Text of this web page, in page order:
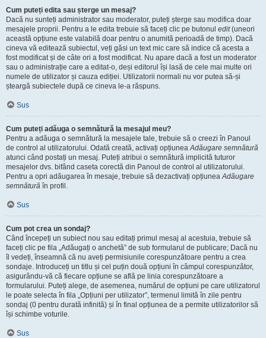
Cum puteți edita sau șterge un mesaj?
Dacă nu sunteți administrator sau moderator, puteți șterge sau modifica doar
mesajele proprii. Pentru a le edita trebuie să faceți clic pe butonul edit(uneori
această opțiune este valabilă doar pentru o anumită perioadă de timp). Dacă
cineva vă editează subiectul, veți găsi un text mic care să indice că acesta a
fost modificat și de câte ori a fost modificat. Nu apare dacă a fost un moderator
sau o administrație care a editat-o, deși editorul își lasă de cele mai multe ori
numele de utilizator și cauza ediției. Utilizatorii normali nu vor putea să-și
șteargă subiectele după ce cineva le-a răspuns.
Sus
Cum puteți adăuga o semnătură la mesajul meu?
Pentru a adăuga o semnătură la mesajele tale, trebuie să o creezi în Panoul
de control al utilizatorului. Odată creată, activați opțiuneaAdăugare semnătură
atunci când postați un mesaj. Puteți atribui o semnătură implicită tuturor
mesajelor dvs. bifând caseta corectă din Panoul de control al utilizatorului.
Pentru a opri adăugarea în mesaje, trebuie să dezactivați opțiuneaAdăugare
semnătură în profil.
Sus
Cum pot crea un sondaj?
Când începeți un subiect nou sau editați primul mesaj al acestuia, trebuie să
faceți clic pe fila „Adăugați o anchetă” de sub formularul de publicare; Dacă nu
îl vedeți, înseamnă că nu aveți permisiunile corespunzătoare pentru a crea
sondaje. Introduceți un titlu și cel puțin două opțiuni în câmpul corespunzător,
asigurându-vă că fiecare opțiune se află pe linia corespunzătoare a
formularului. Puteți alege, de asemenea, numărul de opțiuni pe care utilizatorul
le poate selecta în fila „Opțiuni per utilizator”, termenul limită în zile pentru
sondaj (0 pentru durată infinită) și în final opțiunea de a permite utilizatorilor să
își schimbe voturile.
Sus